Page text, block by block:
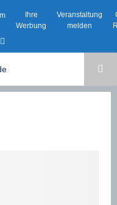
Ihre
Werbung
Veranstaltung
melden